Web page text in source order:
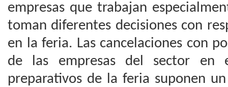
empresas que trabajan
toman diferentes decisiones con
en la feria. Las cancelaciones con
de las empresas del sector en
preparativos de la feria suponen